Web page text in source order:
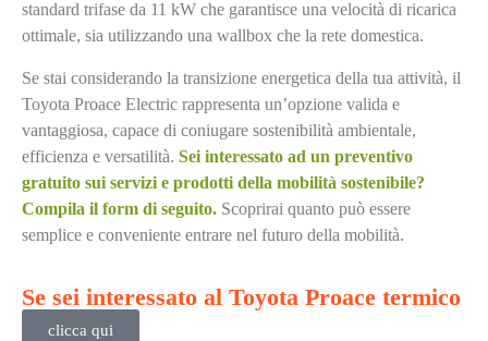
standard trifase da 11 kW che garantisce una velocità di ricarica
ottimale, sia utilizzando una wallbox che la rete domestica.
Se stai considerando la transizione energetica della tua attività, il
Toyota Proace Electric rappresenta un’opzione valida e
vantaggiosa, capace di coniugare sostenibilità ambientale,
efficienza e versatilità. Sei interessato ad un preventivo
gratuito sui servizi e prodotti della mobilità sostenibile?
Compila il form di seguito. Scoprirai quanto può essere
semplice e conveniente entrare nel futuro della mobilità.
Se sei interessato al Toyota Proace termico
clicca qui